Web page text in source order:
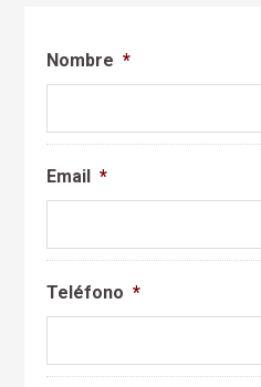
Nombre *
Email *
Teléfono *